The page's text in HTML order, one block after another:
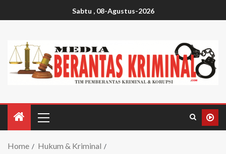
Sabtu , 08-Agustus-2026
Home
Hukum & Kriminal